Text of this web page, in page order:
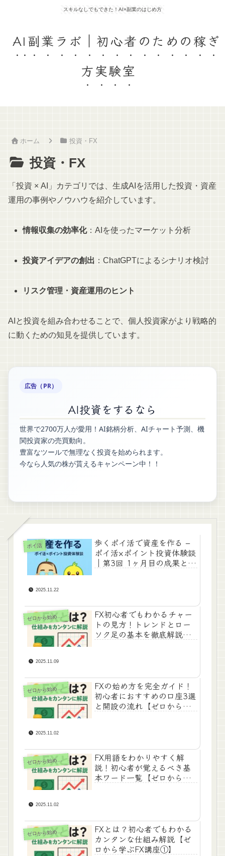
スキルなしでもできた！AI×副業のはじめ方
AI副業ラボ｜初心者のための稼ぎ
方実験室
ホーム 投資・FX
投資・FX
「投資 × AI」カテゴリでは、生成AIを活用した投資・資産
運用の事例やノウハウを紹介しています。
情報収集の効率化：AIを使ったマーケット分析
投資アイデアの創出 ：ChatGPTによるシナリオ検討
リスク管理・資産運用のヒント
AIと投資を組み合わせることで、個人投資家がより戦略的
に動くための知見を提供しています。
広告（PR）
AI投資をするなら
世界で2700万人が愛用！AI銘柄分析、AIチャート予測、機
関投資家の売買動向。
豊富なツールで無理なく投資を始められます。
今なら人気の株が貰えるキャンペーン中！！
ポイ活
歩くポイ活で資産を作る –
ポイ活×ポイント投資体験談
｜第3回 1ヶ月目の成果と新
2025.11.22
ゼ
ロから始めるFX
FX初心者でもわかるチャー
トの見方！トレンドとロー
ソク足の基本を徹底解説
2025.11.09
ゼ
ロから始めるFX
FXの始め方を完全ガイド！
初心者におすすめの口座3選
と開設の流れ【ゼロから学
2025.11.02
ゼ
ロから始めるFX
FX用語をわかりやすく解
説！初心者が覚えるべき基
本ワード一覧【ゼロから学
2025.11.02
ゼ
ロから始めるFX
FXとは？初心者でもわかる
カンタンな仕組み解説【ゼ
ロから学ぶFX講座①】